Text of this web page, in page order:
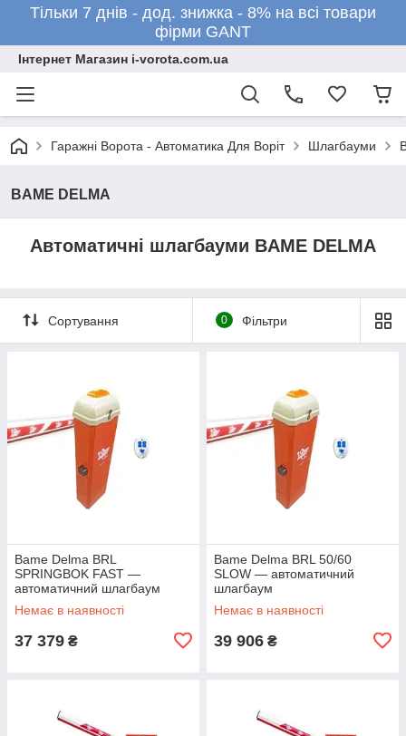
Тільки 7 днів - дод. знижка - 8% на всі товари
фірми GANT
Інтернет Магазин i-vorota.com.ua
Гаражні Ворота - Автоматика Для Воріт Шлагбауми
BAME DELMA
Автоматичні шлагбауми BAME DELMA
Сортування 0 Фільтри
Bame Delma BRL
SPRINGBOK FAST —
автоматичний шлагбаум
Немає в наявності
37 379 ₴
Bame Delma BRL 50/60
SLOW — автоматичний
шлагбаум
Немає в наявності
39 906 ₴